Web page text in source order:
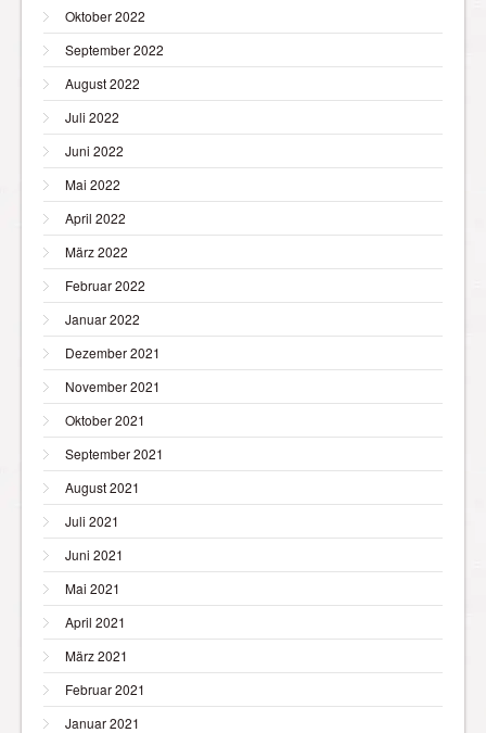
Oktober 2022
September 2022
August 2022
Juli 2022
Juni 2022
Mai 2022
April 2022
März 2022
Februar 2022
Januar 2022
Dezember 2021
November 2021
Oktober 2021
September 2021
August 2021
Juli 2021
Juni 2021
Mai 2021
April 2021
März 2021
Februar 2021
Januar 2021